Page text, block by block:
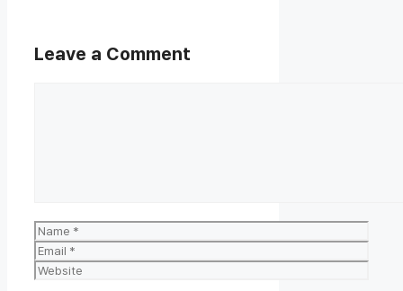
Leave a Comment
Name
Email
Website